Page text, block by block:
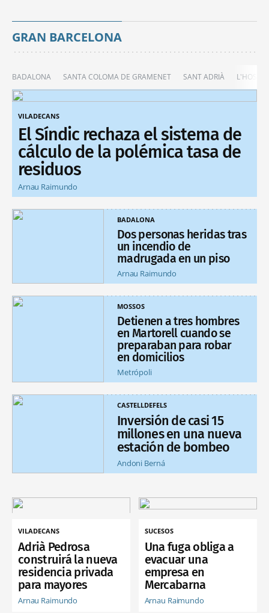
GRAN BARCELONA
BADALONA SANTA COLOMA DE GRAMENET SANT ADRIÀ
VILADECANS
El Síndic rechaza el sistema de
cálculo de la polémica tasa de
residuos
Arnau Raimundo
BADALONA
Dos personas heridas tras
un incendio de
madrugada en un piso
Arnau Raimundo
MOSSOS
Detienen a tres hombres
en Martorell cuando se
preparaban para robar
en domicilios
Metrópoli
CASTELLDEFELS
Inversión de casi 15
millones en una nueva
estación de bombeo
Andoni Berná
VILADECANS
Adrià Pedrosa
construirá la nueva
residencia privada
para mayores
Arnau Raimundo
SUCESOS
Una fuga obliga a
evacuar una
empresa en
Mercabarna
Arnau Raimundo